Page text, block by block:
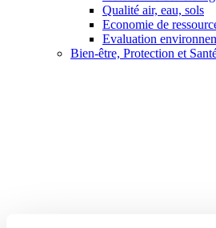
Qualité air, eau, sols
Economie de
Evaluation
Bien-être, Protection et